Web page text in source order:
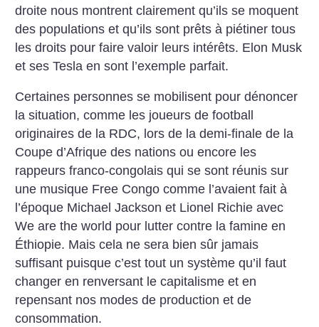
droite nous montrent clairement qu’ils se moquent
des populations et qu’ils sont prêts à piétiner tous
les droits pour faire valoir leurs intérêts. Elon Musk
et ses Tesla en sont l’exemple parfait.
Certaines personnes se mobilisent pour dénoncer
la situation, comme les joueurs de football
originaires de la RDC, lors de la demi-finale de la
Coupe ­d’Afrique des nations ou encore les
rappeurs franco-congolais qui se sont réunis sur
une musique Free Congo comme l’avaient fait à
l’époque Michael Jackson et Lionel Richie avec
We are the world pour ­lutter contre la famine en
Éthiopie. Mais cela ne sera bien sûr jamais
suffisant puisque c’est tout un système qu’il faut
changer en renversant le capitalisme et en
repensant nos modes de production et de
consommation.